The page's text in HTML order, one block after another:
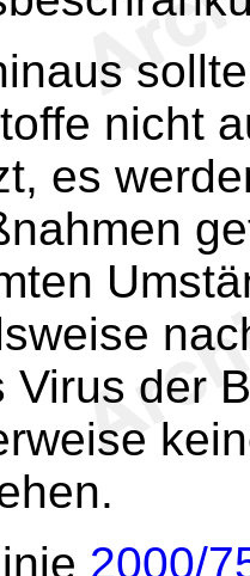
nicht
es
Virus der
2000/